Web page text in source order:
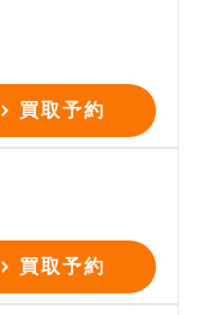
買取予約
買取予約